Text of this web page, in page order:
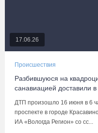
17.06.26
Происшествия
Разбившуюся на
санавиацией доставили в
ДТП произошло 16 июня в 6
проспекте в городе
ИА «Вологда Регион» со сс...